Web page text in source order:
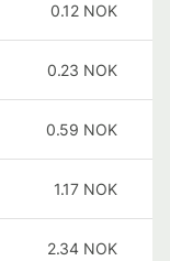
0.12 NOK
0.23 NOK
0.59 NOK
1.17 NOK
2.34 NOK